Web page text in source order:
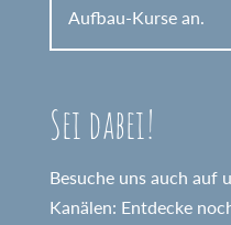
Aufbau-Kurse an.
Sei dabei!
Besuche uns auch auf
Kanälen: Entdecke